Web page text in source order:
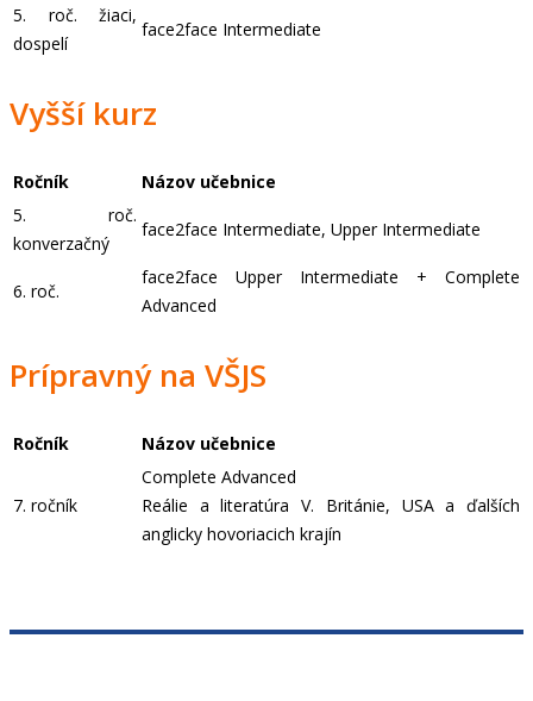
5. roč. žiaci,
dospelí
face2face Intermediate
Vyšší kurz
Ročník
Názov učebnice
5. roč.
konverzačný
face2face Intermediate, Upper Intermediate
6. roč.
face2face Upper Intermediate + Complete
Advanced
Prípravný na VŠJS
Ročník Názov učebnice
7. ročník
Complete Advanced
Reálie a literatúra V. Británie, USA a ďalších
anglicky hovoriacich krajín